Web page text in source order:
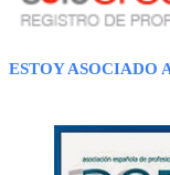
ESTOY ASOCIADO